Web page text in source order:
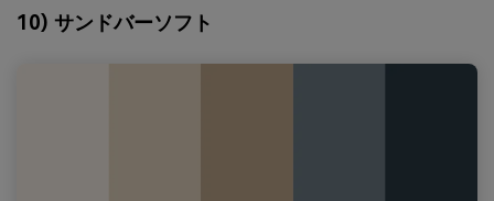
10) サンドバーソフト